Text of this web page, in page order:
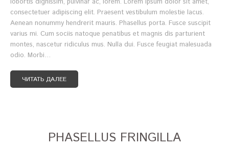
consectetuer adipiscing elit. Praesent vestibulum molestie lacus.
Aenean nonummy hendrerit mauris. Phasellus porta. Fusce suscipit
varius mi. Cum sociis natoque penatibus et magnis dis parturient
montes, nascetur ridiculus mus. Nulla dui. Fusce feugiat malesuada
odio. Morbi…
ЧИТАТЬ ДАЛЕЕ
PHASELLUS FRINGILLA